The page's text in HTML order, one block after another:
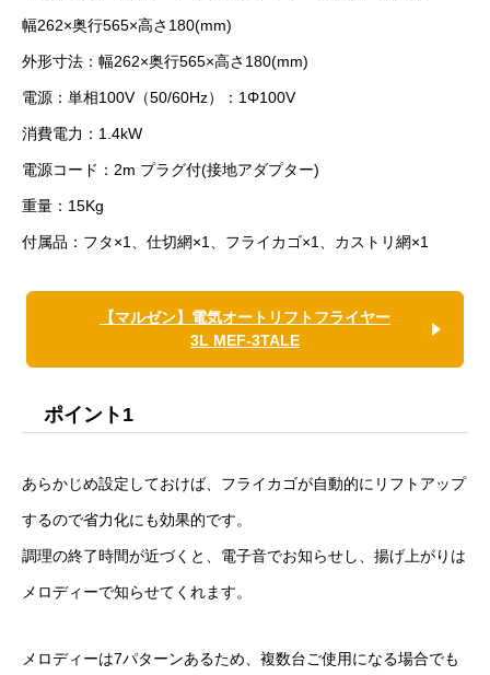
幅262×奥行565×高さ180(mm)
外形寸法：幅262×奥行565×高さ180(mm)
電源：単相100V（50/60Hz）：1Φ100V
消費電力：1.4kW
電源コード：2m プラグ付(接地アダプター)
重量：15Kg
付属品：フタ×1、仕切網×1、フライカゴ×1、カストリ網×1
【マルゼン】電気オートリフトフライヤー
3L MEF-3TALE
ポイント1
あらかじめ設定しておけば、フライカゴが自動的にリフトアップ
するので省力化にも効果的です。
調理の終了時間が近づくと、電子音でお知らせし、揚げ上がりは
メロディーで知らせてくれます。
メロディーは7パターンあるため、複数台ご使用になる場合でも